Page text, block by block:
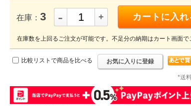
在庫： 3 - + カートに入れ
在庫数を上回るご注文が可能です。不足分の納期はカート画面で
比較リストで商品を比べる お気に入りに登録
*送